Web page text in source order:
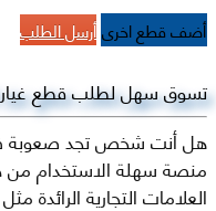
أضف قطع اخرىأرسل الطلب
تسوق سهل لطلب قطع غيار
هل أنت شخص تجد صعوبة في
منصة سهلة الاستخدام من